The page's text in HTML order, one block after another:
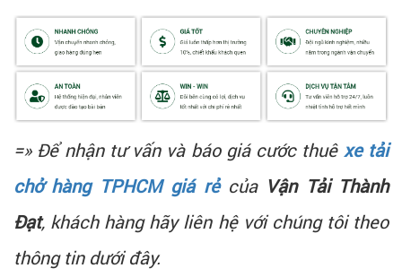
=» Để nhận tư vấn và báo giá cước thuê xe tải
chở hàng TPHCM giá rẻcủa Vận Tải Thành
Đạt, khách hàng hãy liên hệ với chúng tôi theo
thông tin dưới đây.